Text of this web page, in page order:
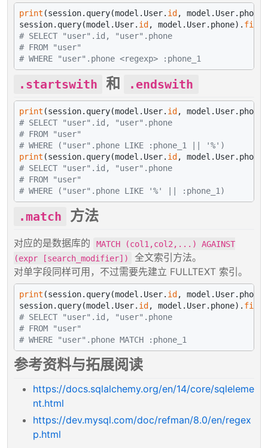
print (session.query(model.User. id ,
session.query(model.User. id , model.User.phone).
# SELECT "user".id, "user".phone
# FROM "user"
# WHERE "user".phone <regexp> :phone_1
.startswith 和 .endswith
print (session.query(model.User. id ,
# SELECT "user".id, "user".phone
# FROM "user"
# WHERE ("user".phone LIKE :phone_1 || '%')
print (session.query(model.User. id ,
# SELECT "user".id, "user".phone
# FROM "user"
# WHERE ("user".phone LIKE '%' || :phone_1)
.match 方法
对应的是数据库的
MATCH (col1,col2,...) AGAINST
(expr [search_modifier])
全文索引方法。
对单字段同样可用，不过需要先建立 FULLTEXT 索引。
print (session.query(model.User. id ,
session.query(model.User. id , model.User.phone).
# SELECT "user".id, "user".phone
# FROM "user"
# WHERE "user".phone MATCH :phone_1
参考资料与拓展阅读
https://docs.sqlalchemy.org/en/14/core/sqleleme
nt.html
https://dev.mysql.com/doc/refman/8.0/en/regex
p.html